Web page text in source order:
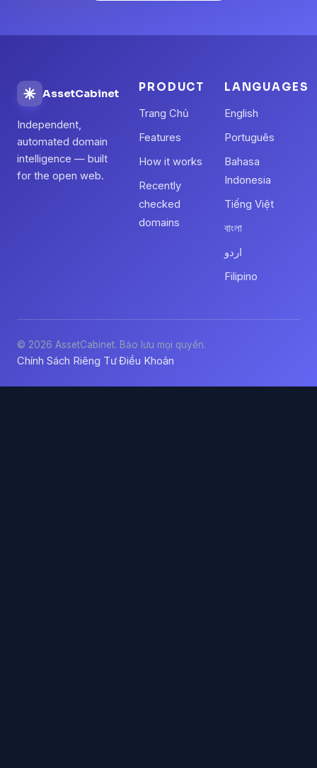
AssetCabinet
Independent,
automated domain
intelligence — built
for the open web.
PRODUCT
Trang Chủ
Features
How it works
Recently
checked
domains
LANGUAGES
English
Português
Bahasa
Indonesia
Tiếng Việt
বাংলা
اردو
Filipino
© 2026 AssetCabinet. Bảo lưu mọi quyền.
Chính Sách Riêng Tư·Điều Khoản